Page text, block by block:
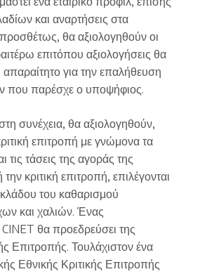
και αναρτήσεις στα
θα αξιολογηθούν οι
επιτόπου αξιολογήσεις θα
απαραίτητο για την επαλήθευση
που παρέσχε ο υποψήφιος.
συνέχεια, θα αξιολογηθούν,
επιτροπή με γνώμονα τα
τις τάσεις της αγοράς της
κριτική επιτροπή, επιλέγονται
του καθαρισμού
και χαλιών. Ένας
θα προεδρεύσει της
Επιτροπής. Τουλάχιστον ένα
Εθνικής Κριτικής Επιτροπής